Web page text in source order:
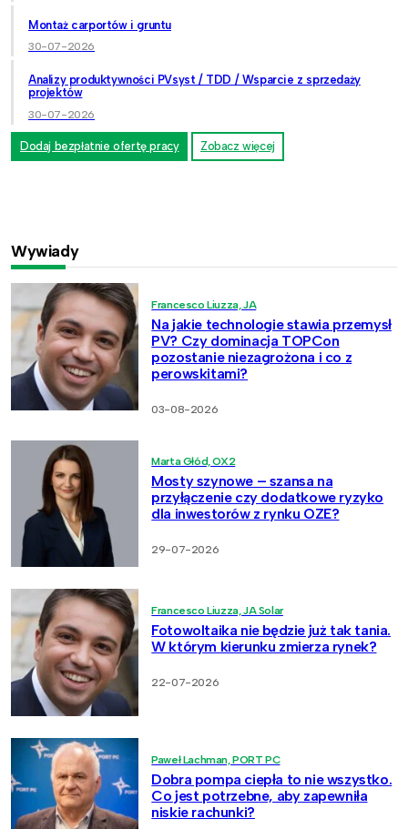
Montaż carportów i gruntu
30-07-2026
Analizy produktywności PVsyst / TDD / Wsparcie z sprzedaży
projektów
30-07-2026
Dodaj bezpłatnie ofertę pracy Zobacz więcej
Wywiady
Francesco Liuzza, JA
Na jakie technologie stawia przemysł
PV? Czy dominacja TOPCon
pozostanie niezagrożona i co z
perowskitami?
03-08-2026
Marta Głód, OX2
Mosty szynowe – szansa na
przyłączenie czy dodatkowe ryzyko
dla inwestorów z rynku OZE?
29-07-2026
Francesco Liuzza, JA Solar
Fotowoltaika nie będzie już tak tania.
W którym kierunku zmierza rynek?
22-07-2026
Paweł Lachman, PORT PC
Dobra pompa ciepła to nie wszystko.
Co jest potrzebne, aby zapewniła
niskie rachunki?